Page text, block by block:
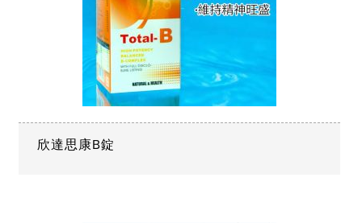
欣達思康B錠